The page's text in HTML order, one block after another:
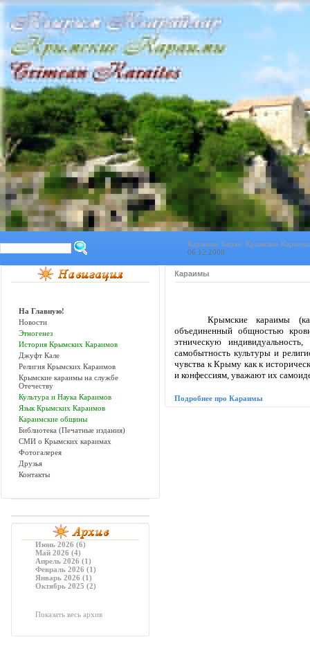
Караимы. Караи. Крымские
06.12.2008
На Главную!
Новости
Этногенез
История Крымских Караимов
Джуфт Кале
Религия Крымских Караимов
Крымские караимы на службе
Отечеству
Культура и Наука Караимов
Язык Крымских Караимов
Караимские общины
Библиотека (Печатные издания)
СМИ о Крымских караимах
Фотогалерея
Друзья
Контакты
Июнь 2026 (6)
Май 2026 (4)
Апрель 2026 (1)
Февраль 2026 (1)
Январь 2026 (1)
Октябрь 2025 (2)
Показать весь архив
Караимы
Крымские караимы
объединенный общностью
этническую
самобытность культуры и
чувства к Крыму как к
и конфессиям, уважают их
Подробнее про Караимы